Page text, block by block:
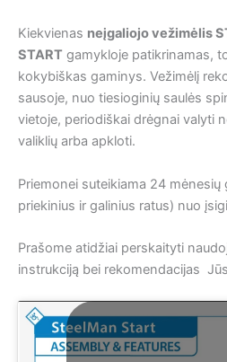
Kiekvienas neįgaliojo vežimėlis
START gamykloje patikrinamas,
kokybiškas gaminys. Vežimėlį
sausoje, nuo tiesioginių saulės
vietoje, periodiškai drėgnai valyti
valiklių arba apkloti.
Priemonei suteikiama 24 mėnesių
priekinius ir galinius ratus) nuo
Prašome atidžiai perskaityti
instrukciją bei rekomendacijas